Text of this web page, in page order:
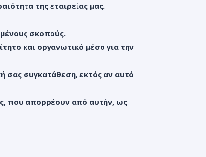
της εταιρείας μας.
σκοπούς.
και οργανωτικό μέσο για την
σας συγκατάθεση, εκτός αν αυτό
που απορρέουν από αυτήν, ως